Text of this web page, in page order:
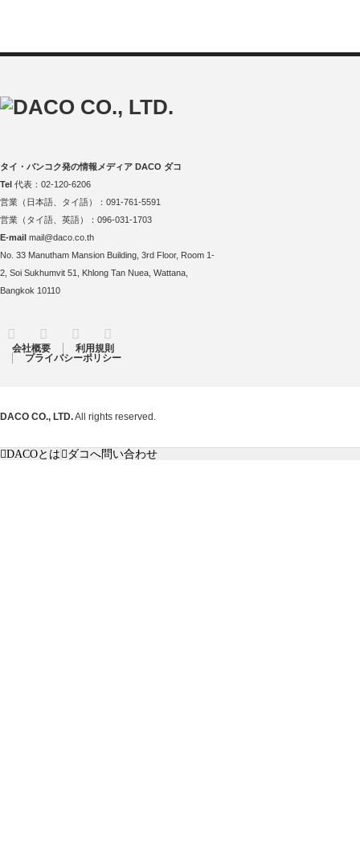
タイ・バンコク発の情報メディア DACO ダコ
Tel 代表：02-120-6206
営業（日本語、タイ語）：091-761-5591
営業（タイ語、英語）：096-031-1703
E-mail mail@daco.co.th
No. 33 Manutham Mansion Building, 3rd Floor, Room 1-
2, Soi Sukhumvit 51, Khlong Tan Nuea, Wattana,
Bangkok 10110
Twitter FacebookInstagram
会社概要
利用規則
プライバシーポリシー
DACO CO., LTD.All rights reserved.
DACOとは ダコへ問い合わせ